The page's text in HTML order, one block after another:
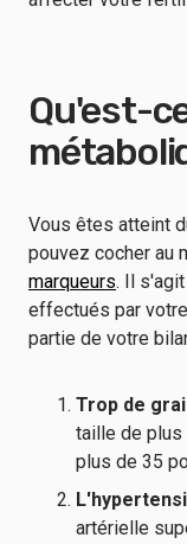
Qu'est-
Vous êtes atteint
pouvez cocher au
marqueurs. Il
effectués par
partie de votre
Trop de
taille de plus
plus de 35
artérielle